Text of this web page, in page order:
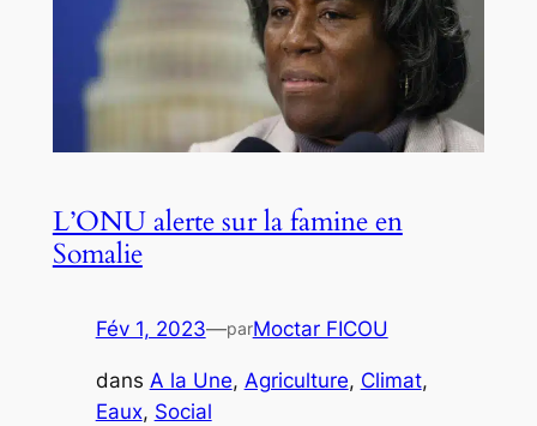
L’ONU alerte sur la famine en
Somalie
Fév 1, 2023—parMoctar FICOU
dans A la Une, Agriculture, Climat
Eaux, Social